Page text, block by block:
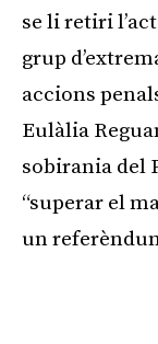
se li retiri
grup
accions
Eulàlia
sobirania del
“superar el
un